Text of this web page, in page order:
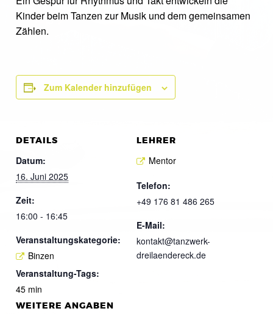
Kinder beim Tanzen zur Musik und dem gemeinsamen
Zählen.
Zum Kalender hinzufügen
DETAILS
Datum:
16. Juni 2025
Zeit:
16:00 - 16:45
Veranstaltungskategorie:
Binzen
Veranstaltung-Tags:
45 min
LEHRER
Mentor
Telefon:
+49 176 81 486 265
E-Mail:
kontakt@tanzwerk-
dreilaendereck.de
WEITERE ANGABEN